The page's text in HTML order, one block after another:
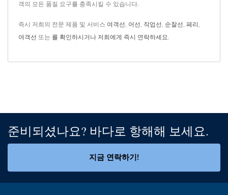
객의 모든 품질 요구를 충족시킬 수 있습니다.
즉시 저희의 전문 제품 및 서비스 여객선 어선 작업선 순찰선 페리
여객선 또는 를 확인하시거나 저희에게 즉시 연락하세요
준비되셨나요? 바다로 항해해 보세요.
지금 연락하기!